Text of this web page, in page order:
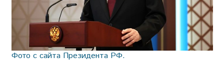
Фото с сайта Президента РФ.